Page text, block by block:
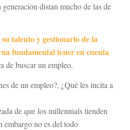
generación distan mucho de las de
talento y gestionarlo de la
fundamental tener en cuenta
de buscar un empleo.
de un empleo?, ¿Qué les incita a
de que los millennials tienden
embargo no es del todo